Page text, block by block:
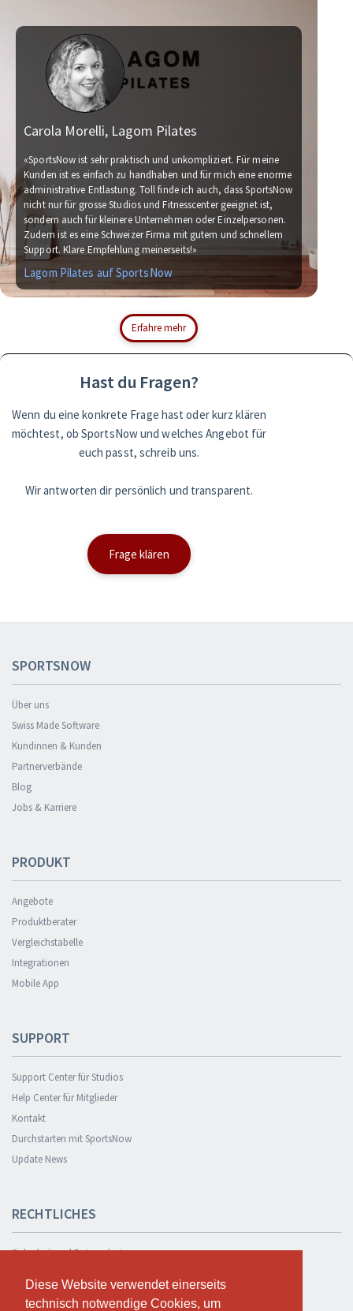
Diese Website verwendet einerseits
technisch notwendige Cookies, um
Diese Website verwendet einerseits
technisch notwendige Cookies, um
Carola Morelli, Lagom Pilates
«SportsNow ist sehr praktisch und unkompliziert. Für meine
Kunden ist es einfach zu handhaben und für mich eine enorme
administrative Entlastung. Toll finde ich auch, dass SportsNow
nicht nur für grosse Studios und Fitnesscenter geeignet ist,
sondern auch für kleinere Unternehmen oder Einzelpersonen.
Zudem ist es eine Schweizer Firma mit gutem und schnellem
Support. Klare Empfehlung meinerseits!»
Lagom Pilates auf SportsNow
Erfahre mehr
Hast du Fragen?
Wenn du eine konkrete Frage hast oder kurz klären
möchtest, ob SportsNow und welches Angebot für
euch passt, schreib uns.
Wir antworten dir persönlich und transparent.
Frage klären
SPORTSNOW
Über uns
Swiss Made Software
Kundinnen & Kunden
Partnerverbände
Blog
Jobs & Karriere
PRODUKT
Angebote
Produktberater
Vergleichstabelle
Integrationen
Mobile App
SUPPORT
Support Center für Studios
Help Center für Mitglieder
Kontakt
Durchstarten mit SportsNow
Update News
RECHTLICHES
Sicherheit und Datenschutz